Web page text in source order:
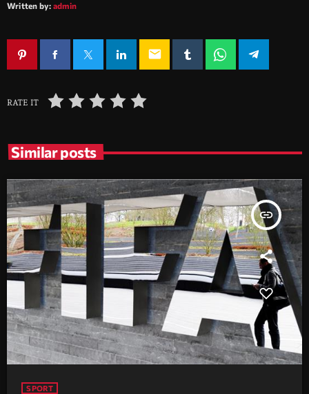
Written by: admin
email
RATE IT
Similar posts
insert_link
SPORT